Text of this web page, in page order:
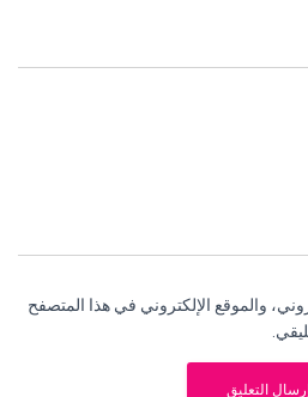
والموقع الإلكتروني في هذا المتصفح